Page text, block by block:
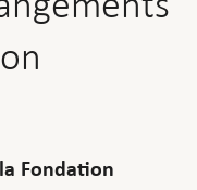
Fondation